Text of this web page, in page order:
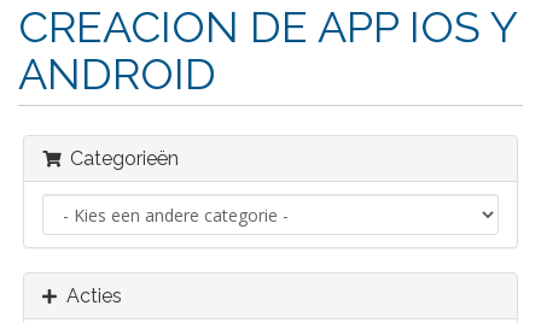
CREACION DE APP IOS Y
ANDROID
Categorieën
Acties